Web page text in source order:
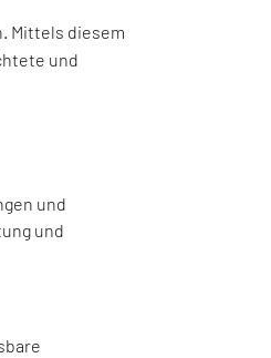
Mittels diesem
und
und
und